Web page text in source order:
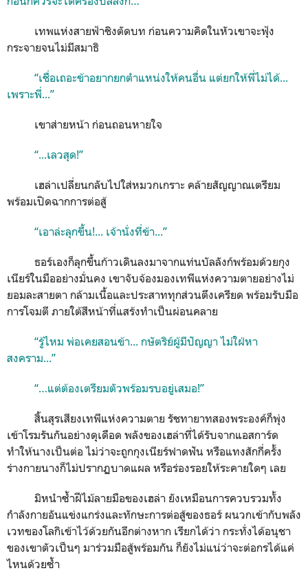
เทพแห่งสายฟ้าชิงตัดบท ก่อนความคิดในหัวเขาจะฟุ้ง
กระจายจนไม่มีสมาธิ
“เชื่อเถอะข้าอยากยกตำแหน่งให้คนอื่น แต่ยกให้พี่ไม่ได้...
เพราะพี่...”
เขาส่ายหน้า ก่อนถอนหายใจ
“...เลวสุด!”
เฮล่าเปลี่ยนกลับไปใส่หมวกเกราะ คล้ายสัญญาณเตรียม
พร้อมเปิดฉากการต่อสู้
“เอาล่ะลุกขึ้น!... เจ้านั่งที่ข้า...”
ธอร์เองก็ลุกขึ้นก้าวเดินลงมาจากแท่นบัลลังก์พร้อมด้วยกุง
เนียร์ในมืออย่างมั่นคง เขาจับจ้องมองเทพีแห่งความตายอย่างไม่
ยอมละสายตา กล้ามเนื้อและประสาททุกส่วนตึงเครียด พร้อมรับมือ
การโจมตี ภายใต้สีหน้าที่แสร้งทำเป็นผ่อนคลาย
“รู้ไหม พ่อเคยสอนข้า... กษัตริย์ผู้มีปัญญา ไม่ใฝ่หา
สงคราม...”
“…แต่ต้องเตรียมตัวพร้อมรบอยู่เสมอ!”
สิ้นสุรเสียงเทพีแห่งความตาย รัชทายาทสองพระองค์ก็พุ่ง
เข้าโรมรันกันอย่างดุเดือด พลังของเฮล่าที่ได้รับจากแอสการ์ด
ทำให้นางเป็นต่อ ไม่ว่าจะถูกกุงเนียร์ฟาดฟัน หรือแทงสักกี่ครั้ง
ร่างกายนางก็ไม่ปรากฏบาดแผล หรือร่องรอยให้ระคายใดๆ เลย
มิหนำซ้ำฝีไม้ลายมือของเฮล่า ยังเหมือนการควบรวมทั้ง
กำลังกายอันแข่งแกร่งและทักษะการต่อสู้ของธอร์ ผนวกเข้ากับพลัง
เวทของโลกิเข้าไว้ด้วยกันอีกต่างหาก เรียกได้ว่า กระทั่งได้อนุชา
ของเขาตัวเป็นๆ มาร่วมมือสู้พร้อมกัน ก็ยังไม่แน่ว่าจะต่อกรได้แค่
ไหนด้วยซ้ำ